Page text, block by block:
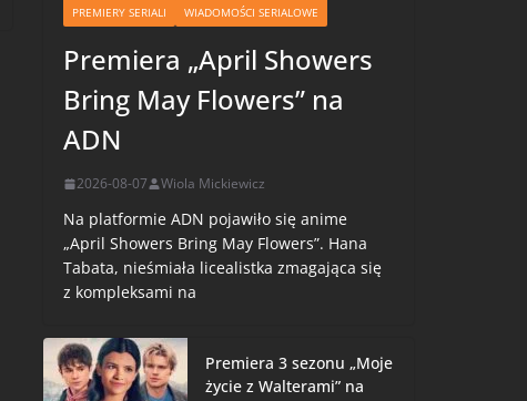
PREMIERY SERIALI WIADOMOŚCI SERIALOWE
Premiera „April Showers
Bring May Flowers” na
ADN
2026-08-07 Wiola Mickiewicz
Na platformie ADN pojawiło się anime
„April Showers Bring May Flowers”. Hana
Tabata, nieśmiała licealistka zmagająca się
z kompleksami na
Premiera 3 sezonu „Moje
życie z Walterami” na